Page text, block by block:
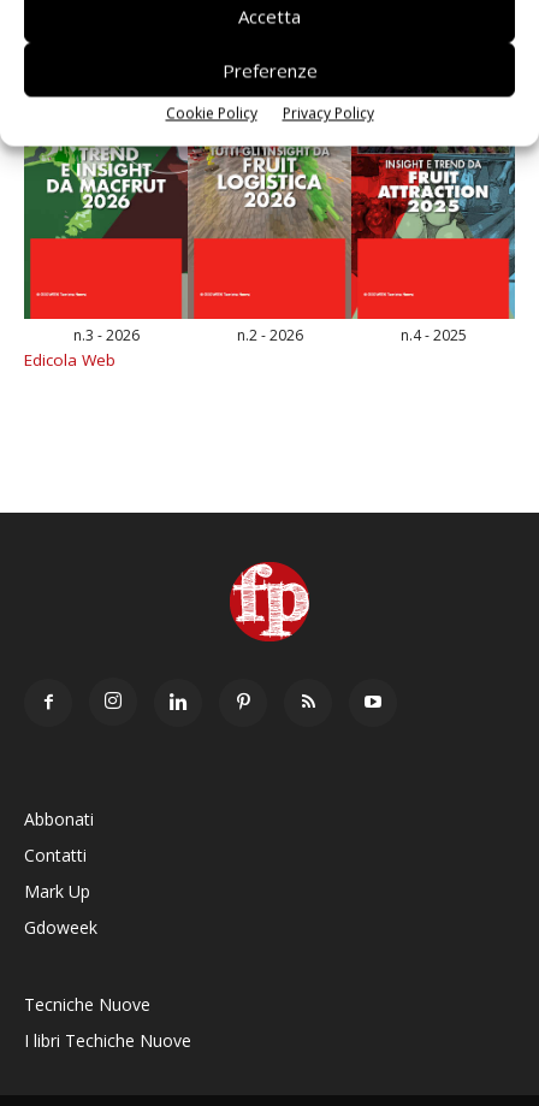
Accetta
Preferenze
Cookie Policy Privacy Policy
n.3 - 2026 n.2 - 2026 n.4 - 2025
Edicola Web
Abbonati
Contatti
Mark Up
Gdoweek
Tecniche Nuove
I libri Techiche Nuove